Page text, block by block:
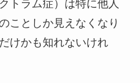
トラム症）は特に他人
ことしか見えなくなり
けかも知れないけれ